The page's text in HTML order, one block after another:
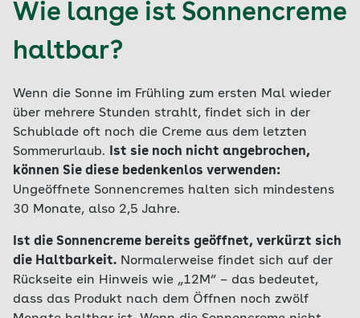
Wie lange ist Sonnencreme
haltbar?
Wenn die Sonne im Frühling zum ersten Mal wieder
über mehrere Stunden strahlt, findet sich in der
Schublade oft noch die Creme aus dem letzten
Sommerurlaub.
Ist sie noch nicht angebrochen,
können Sie diese bedenkenlos verwenden:
Ungeöffnete Sonnencremes halten sich mindestens
30 Monate, also 2,5 Jahre.
Ist die Sonnencreme bereits geöffnet, verkürzt sich
die Haltbarkeit. Normalerweise findet sich auf der
Rückseite ein Hinweis wie „12M“ – das bedeutet,
dass das Produkt nach dem Öffnen noch zwölf